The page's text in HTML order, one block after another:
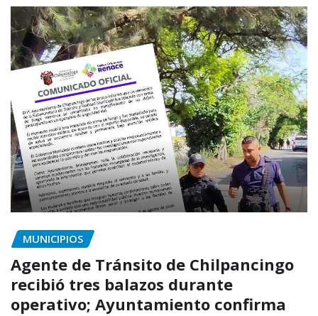
MUNICIPIOS
Agente de Tránsito de Chilpancingo
recibió tres balazos durante
operativo; Ayuntamiento confirma